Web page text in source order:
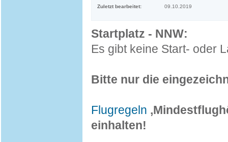
Zuletzt bearbeitet: 09.10.2019
Startplatz - NNW:
Es gibt keine Start- oder
Bitte nur die
Flugregeln
einhalten!